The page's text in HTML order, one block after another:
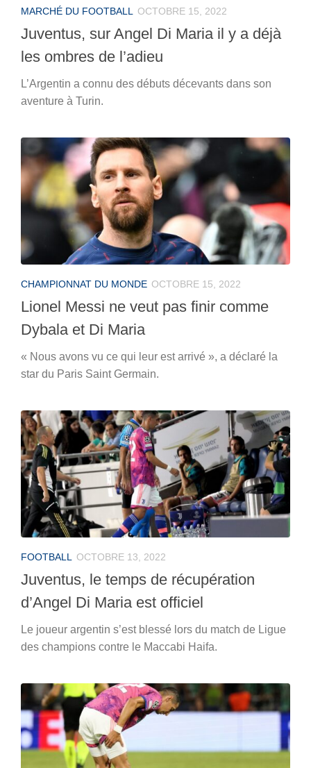
MARCHÉ DU FOOTBALL OCTOBRE 15, 2022
Juventus, sur Angel Di Maria il y a déjà
les ombres de l’adieu
L’Argentin a connu des débuts décevants dans son
aventure à Turin.
CHAMPIONNAT DU MONDE OCTOBRE 15, 2022
Lionel Messi ne veut pas finir comme
Dybala et Di Maria
« Nous avons vu ce qui leur est arrivé », a déclaré la
star du Paris Saint Germain.
FOOTBALL OCTOBRE 13, 2022
Juventus, le temps de récupération
d’Angel Di Maria est officiel
Le joueur argentin s’est blessé lors du match de Ligue
des champions contre le Maccabi Haifa.